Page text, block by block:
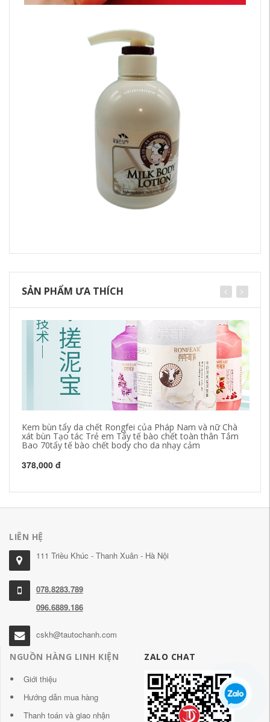
SẢN PHẨM ƯA THÍCH
Kem bùn tẩy da chết Rongfei của Pháp Nam và nữ Chà
xát bùn Tạo tác Trẻ em Tẩy tế bào chết toàn thân Tắm
Bao 70tẩy tế bào chết body cho da nhạy cảm
378,000 đ
LIÊN HỆ
111 Triều Khúc - Thanh Xuân - Hà Nội
078.8283.789
096.6889.186
cskh@tautochanh.com
NGUỒN HÀNG LINH KIỆN
Giới thiệu
Hướng dẫn mua hàng
Thanh toán và giao nhận
ZALO CHAT